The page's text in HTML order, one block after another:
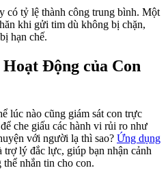
có tỷ lệ thành công trung bình. Một
khi gửi tim dù không bị chặn,
hạn chế.
Động của Con
lúc nào cũng giám sát con trực
che giấu các hành vi rủi ro như
với người lạ thì sao? Ứng dụng
trợ lý đắc lực, giúp bạn nhận cảnh
nhắn tin cho con.